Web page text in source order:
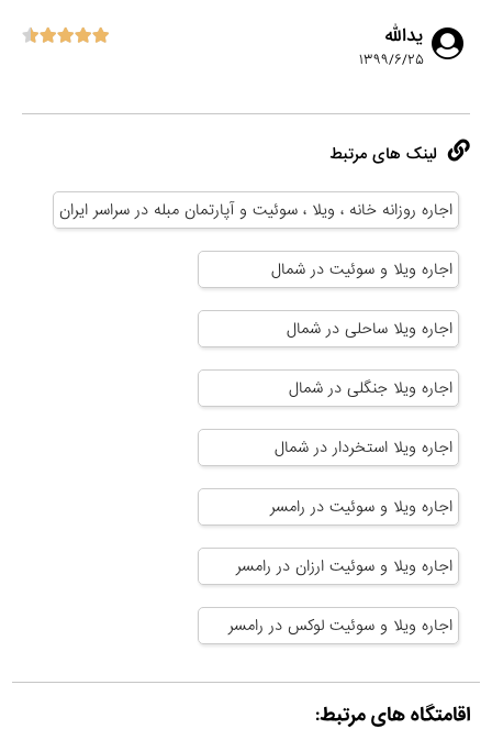
یدالله
۱۳۹۹/۶/۲۵
لینک های مرتبط
اجاره روزانه خانه ، ویلا ، سوئیت و آپارتمان مبله در سراسر ایران
اجاره ویلا و سوئیت در شمال
اجاره ویلا ساحلی در شمال
اجاره ویلا جنگلی در شمال
اجاره ویلا استخردار در شمال
اجاره ویلا و سوئیت در رامسر
اجاره ویلا و سوئیت ارزان در رامسر
اجاره ویلا و سوئیت لوکس در رامسر
اقامتگاه های مرتبط: